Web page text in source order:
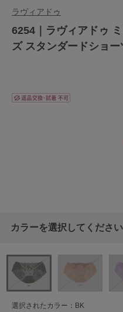
ラヴィアドゥ
6254｜ラヴィアドゥ
ズ スタンダードショ
カラーを選択してください
選択されたカラー：BK